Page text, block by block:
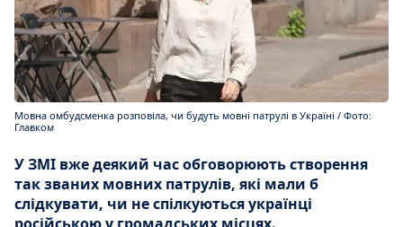
Мовна омбудсменка розповіла, чи будуть мовні патрулі в Україні / Фото:
Главком
У ЗМІ вже деякий час обговорюють створення
так званих мовних патрулів, які мали б
слідкувати, чи не спілкуються українці